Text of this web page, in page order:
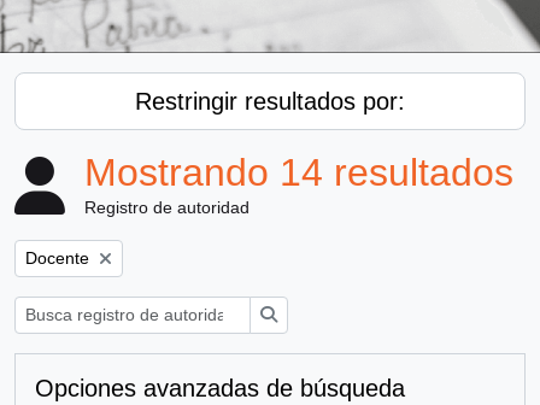
Restringir resultados por:
Mostrando 14 resultados
Registro de autoridad
Remove filter:
Docente
Opciones avanzadas de búsqueda